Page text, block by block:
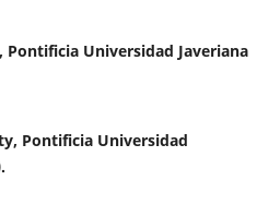
Pontificia Universidad Javeriana
Pontificia Universidad